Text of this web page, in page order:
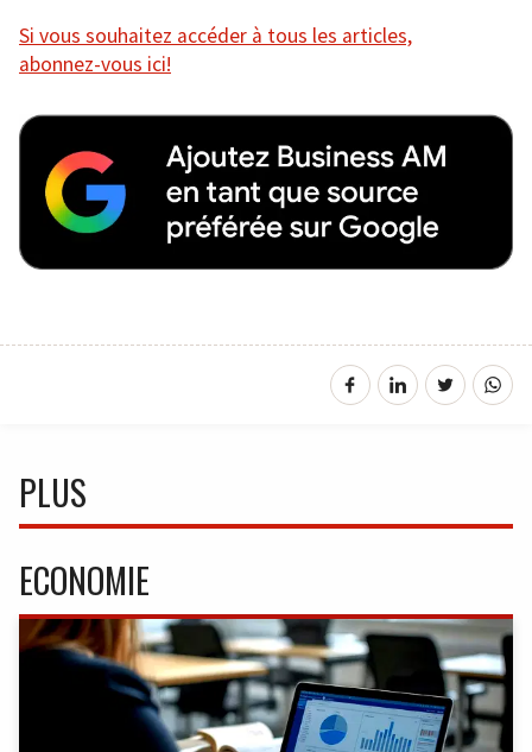
Si vous souhaitez accéder à tous les articles,
abonnez-vous ici!
PLUS
ECONOMIE